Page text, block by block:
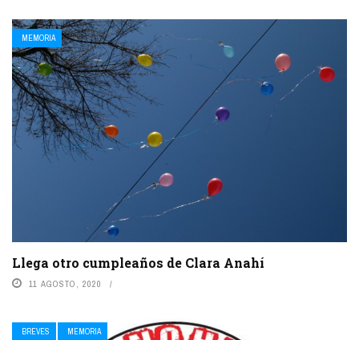
MEMORIA
Llega otro cumpleaños de Clara Anahí
11 AGOSTO, 2020
BREVES MEMORIA